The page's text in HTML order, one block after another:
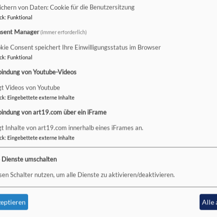
Rhön-Grabfeld
in Bad Neustadt.
in unserer Region.
von Daten: Cookie für die Benutzersitzung
: Funktional
Manager(immer erforderlich)
Consent speichert Ihre Einwilligungsstatus im Browser
: Funktional
von Youtube-Videos
Videos von Youtube
: Eingebettete externe Inhalte
von art19.com über ein iFrame
Inhalte von art19.com innerhalb eines iFrames an.
: Eingebettete externe Inhalte
Dienste umschalten
Schalter nutzen, um alle Dienste zu aktivieren/deaktivieren.
Alle